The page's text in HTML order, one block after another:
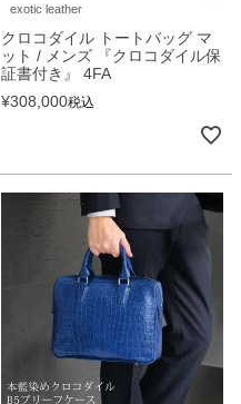
exotic leather
クロコダイル トートバッグ マ
ット / メンズ 『クロコダイル保
証書付き』 4FA
¥308,000税込